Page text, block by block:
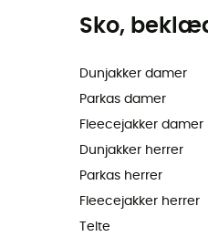
Sko,
Dunjakker damer
Parkas damer
Fleecejakker damer
Dunjakker herrer
Parkas herrer
Fleecejakker herrer
Telte